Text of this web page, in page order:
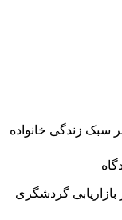
سبک زندگی خانواده
بازاریابی گردشگری